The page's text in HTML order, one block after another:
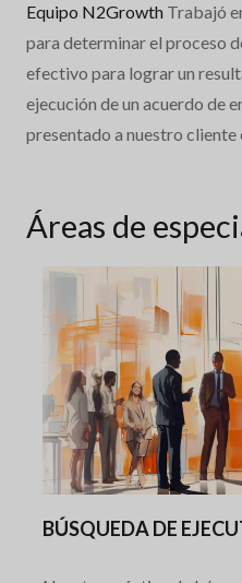
Equipo N2Growth Trabajó
para determinar el proceso
efectivo para lograr un
ejecución de un acuerdo de
presentado a nuestro cliente
Áreas de
BÚSQUEDA DE